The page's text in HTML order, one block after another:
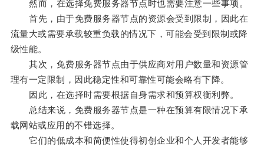
然而，在选择免费服务器节点时也需要注意一些事项。
首先，由于免费服务器节点的资源会受到限制，因此在
流量大或需要承载较重负载的情况下，可能会受到限制或降
级性能。
其次，免费服务器节点由于供应商对用户数量和资源管
理有一定限制，因此稳定性和可靠性可能会略有下降。
因此，在选择时需要根据自身需求和预算权衡利弊。
总结来说，免费服务器节点是一种在预算有限情况下承
载网站或应用的不错选择。
它们的低成本和简便性使得初创企业和个人开发者能够